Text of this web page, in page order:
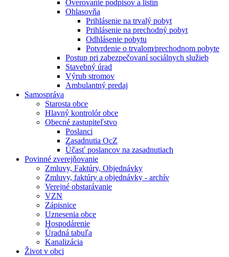
Overovanie podpisov a listín
Ohlasovňa
Prihlásenie na trvalý pobyt
Prihlásenie na prechodný pobyt
Odhlásenie pobytu
Potvrdenie o trvalom⁄prechodnom pobyte
Postup pri zabezpečovaní sociálnych služieb
Stavebný úrad
Výrub stromov
Ambulantný predaj
Samospráva
Starosta obce
Hlavný kontrolór obce
Obecné zastupiteľstvo
Poslanci
Zasadnutia OcZ
Účasť poslancov na zasadnutiach
Povinné zverejňovanie
Zmluvy, Faktúry, Objednávky
Zmluvy, faktúry a objednávky - archív
Verejné obstarávanie
VZN
Zápisnice
Uznesenia obce
Hospodárenie
Úradná tabuľa
Kanalizácia
Život v obci